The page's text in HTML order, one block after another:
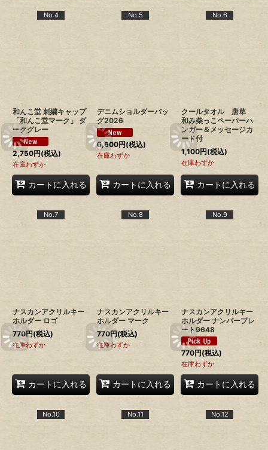
No.4
和んこ堂 刺繍キャップ
「和んこ堂マーク」 ダ
ークグレー
2,750円(税込)
在庫わずか
カートに入れる
No.5
デニムショルダーバッ
グ2026
6,600円(税込)
在庫わずか
カートに入れる
No.6
クールタオル 唐草
和み柴っこペーパーハ
ンガー＆メッセージカ
ード付
1,100円(税込)
在庫わずか
カートに入れる
No.7
ナスカンアクリルキー
ホルダー ロゴ
770円(税込)
在庫わずか
カートに入れる
No.8
ナスカンアクリルキー
ホルダー マーク
770円(税込)
在庫わずか
カートに入れる
No.9
ナスカンアクリルキー
ホルダー ナンバープレ
ート9648
770円(税込)
在庫わずか
カートに入れる
No.10 No.11 No.12